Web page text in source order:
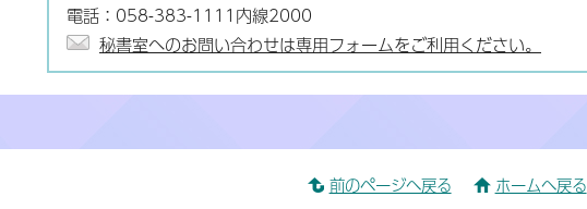
電話：058-383-1111内線2000
秘書室へのお問い合わせは専用フォームをご利用ください。
前のページへ戻る ホームへ戻る